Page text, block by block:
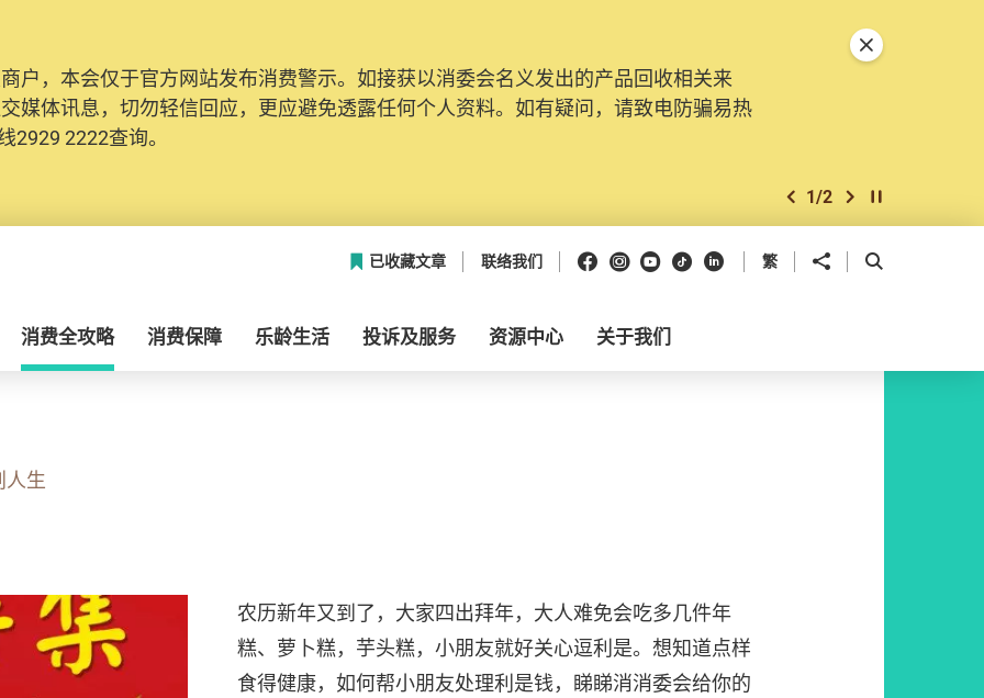
户，本会仅于官方网站发布消费警示。如接获以消委会名义发出的产品回收相关来
媒体讯息，切勿轻信回应，更应避免透露任何个人资料。如有疑问，请致电防骗易热
2929 2222查询。
上一个
1/2 下一个开始/暂停幻灯
关闭特別通告
已收藏文章 联络我们 Facebook
Instagram
Youtube
抖音领英 繁 分享到 开启搜寻框
消费全攻略 消费保障 乐龄生活 投诉及服务 资源中心 关于我们
人生
农历新年又到了，大家四出拜年，大人难免会吃多几件年
糕、萝卜糕，芋头糕，小朋友就好关心逗利是。想知道点样
食得健康，如何帮小朋友处理利是钱，睇睇消消委会给你的